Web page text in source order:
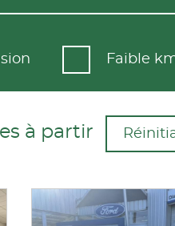
Faible
à partir